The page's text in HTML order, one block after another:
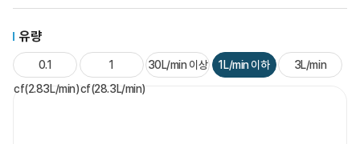
유량
0.1
cf(2.83L/min)
1
cf(28.3L/min)
30L/min 이상 1L/min 이하 3L/min